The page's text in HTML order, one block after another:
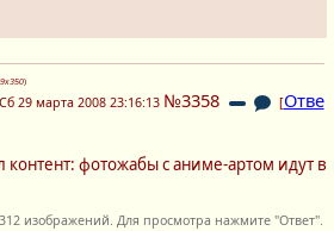
)
Сб 29 марта 2008 23:16:13 №3358 [Отве
фотожабы с аниме-артом идут в
изображений. Для просмотра нажмите "Ответ".